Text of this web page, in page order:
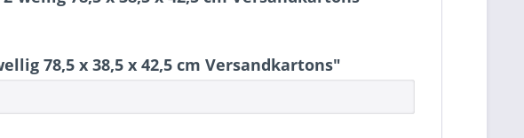
78,5 x 38,5 x 42,5 cm Versandkartons"